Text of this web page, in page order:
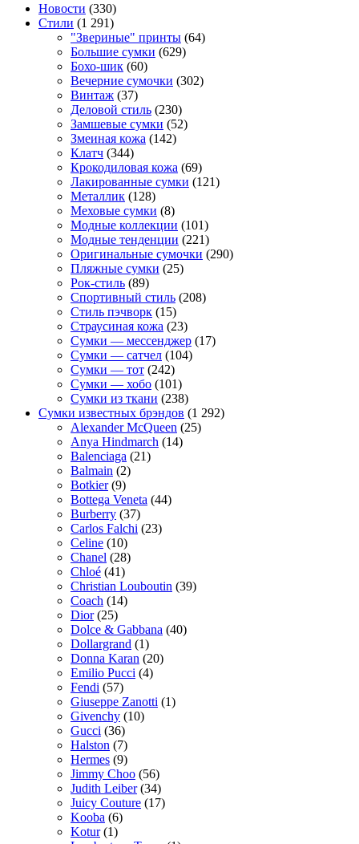
Новости (330)
Стили (1 291)
"Звериные" принты (64)
Большие сумки (629)
Бохо-шик (60)
Вечерние сумочки (302)
Винтаж (37)
Деловой стиль (230)
Замшевые сумки (52)
Змеиная кожа (142)
Клатч (344)
Крокодиловая кожа (69)
Лакированные сумки (121)
Металлик (128)
Меховые сумки (8)
Модные коллекции (101)
Модные тенденции (221)
Оригинальные сумочки (290)
Пляжные сумки (25)
Рок-стиль (89)
Спортивный стиль (208)
Стиль пэчворк (15)
Страусиная кожа (23)
Сумки — мессенджер (17)
Сумки — сатчел (104)
Сумки — тот (242)
Сумки — хобо (101)
Сумки из ткани (238)
Сумки известных брэндов (1 292)
Alexander McQueen (25)
Anya Hindmarch (14)
Balenciaga (21)
Balmain (2)
Botkier(9)
Bottega Veneta (44)
Burberry (37)
Carlos Falchi (23)
Celine (10)
Chanel (28)
Chloé (41)
Christian Louboutin (39)
Coach (14)
Dior(25)
Dolce & Gabbana (40)
Dollargrand (1)
Donna Karan (20)
Emilio Pucci (4)
Fendi (57)
Giuseppe Zanotti (1)
Givenchy (10)
Gucci (36)
Halston (7)
Hermes (9)
Jimmy Choo (56)
Judith Leiber(34)
Juicy Couture (17)
Kooba (6)
Kotur(1)